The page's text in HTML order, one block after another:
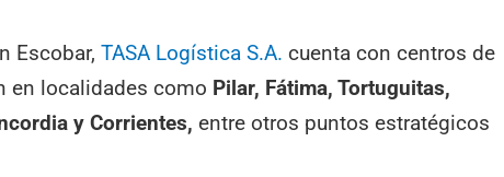
Escobar,TASA Logística S.A. cuenta con centros de
en localidades como Pilar, Fátima, Tortuguitas,
y Corrientes, entre otros puntos estratégicos